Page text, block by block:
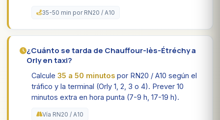
35-50 min por RN20 / A10
¿Cuánto se tarda de Chauffour-lès-Étréchy a
Orly en taxi?
Calcule 35 a 50 minutos por RN20 / A10 según el
tráfico y la terminal (Orly 1, 2, 3 o 4). Prever 10
minutos extra en hora punta (7-9 h, 17-19 h).
Vía RN20 / A10